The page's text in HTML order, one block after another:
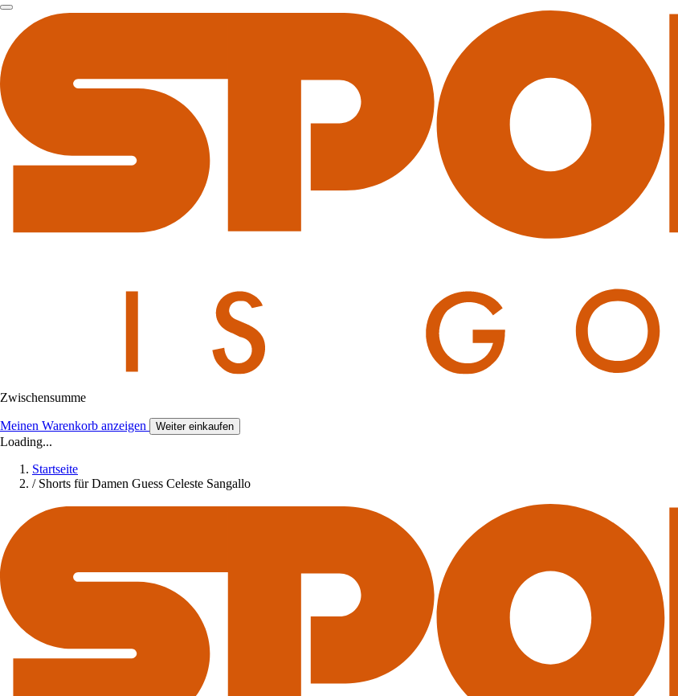
Zwischensumme
Meinen Warenkorb anzeigen Weiter einkaufen
Loading...
Startseite
/ Shorts für Damen Guess Celeste Sangallo